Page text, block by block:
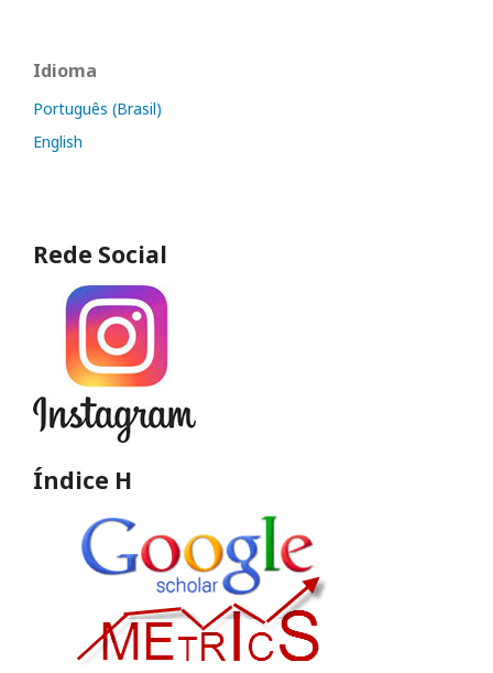
Idioma
Português (Brasil)
English
Rede Social
Índice H